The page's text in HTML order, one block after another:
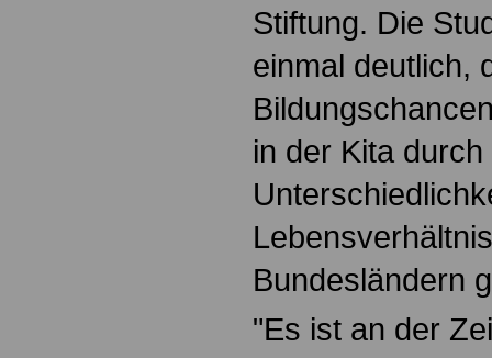
Stiftung. Die
einmal deutlich,
in der Kita durch
Bundesländern
"Es ist an der